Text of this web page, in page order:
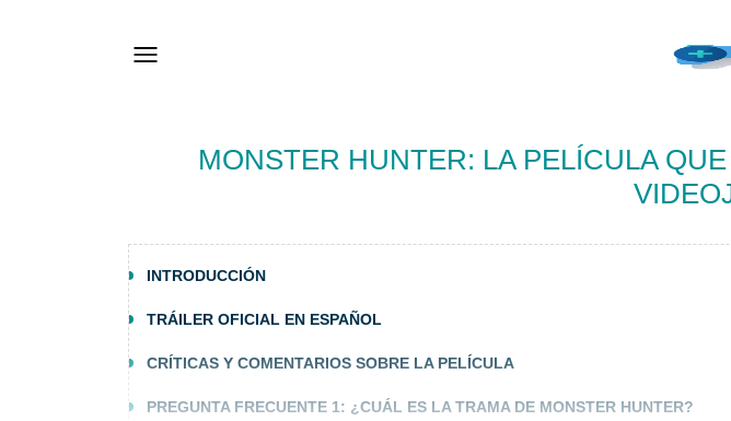
MONSTER HUNTER: LA PELÍCULA
INTRODUCCIÓN
TRÁILER OFICIAL EN ESPAÑOL
CRÍTICAS Y COMENTARIOS SOBRE LA PELÍCULA
PREGUNTA FRECUENTE 1: ¿CUÁL ES LA TRAMA DE MONSTER HUNTER?